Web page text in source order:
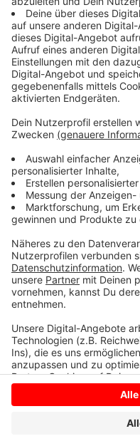
gibt es viele.
oder eine bessere
Ein neuer Radweg von
gleich hinter der
guter Schritt in
Mal schauen, was die
Sie bekommen in den
Gemeinde mit Infos zu
um zu antworten,
ist in einem engen
Mobilitätskonzept an
es im Herbst stehen.
Anzeige
Anzeige